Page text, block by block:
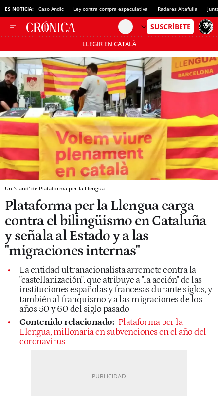
ES NOTICIA: Caso Andic Ley contra compra especulativa Radares Altafulla
LLEGIR EN CATALÀ
Pásate al MODO AHORRO
Un 'stand' de Plataforma per la Llengua
Plataforma per la Llengua carga
contra el bilingüismo en Cataluña
y señala al Estado y a las
"migraciones internas"
La entidad ultranacionalista arremete contra la
"castellanización", que atribuye a "la acción" de las
instituciones españolas y francesas durante siglos, y
también al franquismo y a las migraciones de los
años 50 y 60 del siglo pasado
Contenido relacionado: Plataforma per la
Llengua, millonaria en subvenciones en el año del
coronavirus